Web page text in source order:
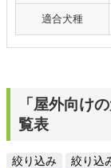
適合犬種
「屋外向け
覧表
絞り込み
絞り込